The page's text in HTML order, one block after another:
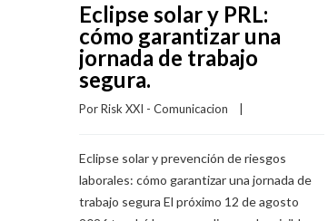
Eclipse solar y PRL:
cómo garantizar una
jornada de trabajo
segura.
Por Risk XXI - Comunicacion
Eclipse solar y prevención de riesgos
laborales: cómo garantizar una jornada de
trabajo segura El próximo 12 de agosto